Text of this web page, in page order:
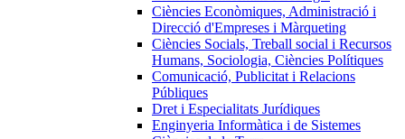
Ciències Econòmiques, Administració i
Direcció d'Empreses i Màrqueting
Ciències Socials, Treball social i Recursos
Humans, Sociologia, Ciències Polítiques
Comunicació, Publicitat i Relacions
Públiques
Dret i Especialitats Jurídiques
Enginyeria Informàtica i de Sistemes